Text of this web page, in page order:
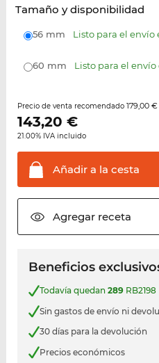
Tamaño y disponibilidad
56 mm Listo para el envío
60 mm Listo para el envío
Precio de venta recomendado 179,00 €
143,20 €
21.00% IVA incluido
Añadir a la cesta
Agregarreceta
Beneficios
Todavía quedan 289RB2198
Sin gastos de envío ni
30 días para la devolución
Precios económicos